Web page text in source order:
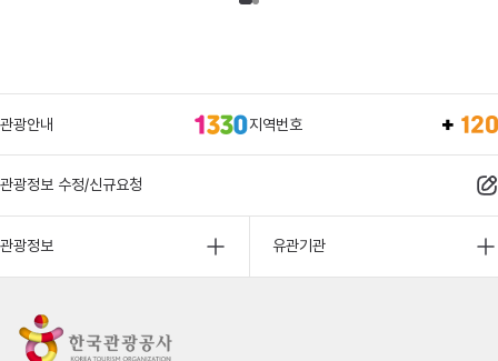
관광안내 지역번호
관광정보 수정/신규요청
관광정보 유관기관